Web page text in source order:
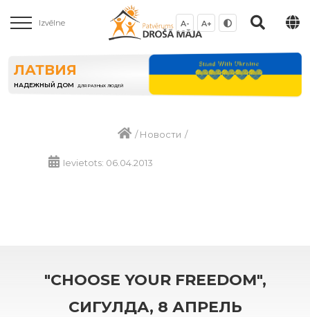
Izvēlne A- A+
ЛАТВИЯ
НАДЕЖНЫЙ ДОМ ДЛЯ РАЗНЫХ ЛЮДЕЙ
/Новости /
Ievietots: 06.04.2013
"CHOOSE YOUR FREEDOM",
СИГУЛДА, 8 АПРЕЛЬ